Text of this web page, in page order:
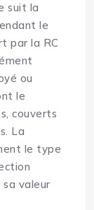
suit la
le
par la RC
ou
le
couverts
La
le type
valeur